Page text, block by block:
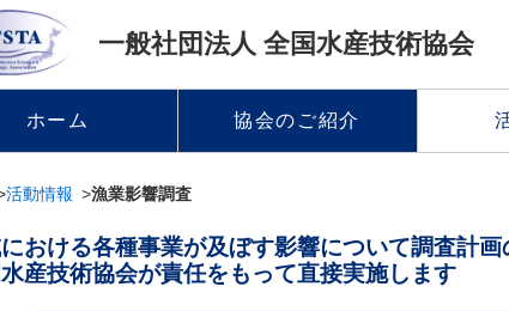
一般社団法人 全国水産技術協会
ホーム 協会のご紹介
活動情報 漁業影響調査
おける各種事業が及ぼす影響について調査計
産技術協会が責任をもって直接実施します